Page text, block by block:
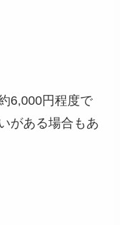
6,000円程度で
がある場合もあ